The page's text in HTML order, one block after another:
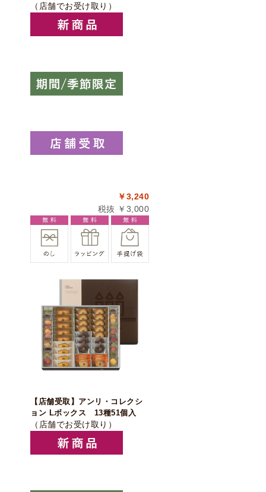
（店舗でお受け取り）
￥3,240
税抜 ￥3,000
【店舗受取】アンリ・コレクシ
ョン Lボックス 13種51個入
（店舗でお受け取り）